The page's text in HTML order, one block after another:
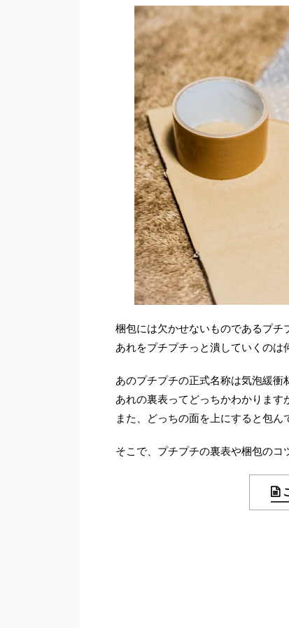
梱包には欠かせないものであるプチ
あれをプチプチっと潰していくのは
あのプチプチの正式名称は気泡緩衝
あれの裏表ってどっちかわかります
また、どっちの面を上にすると包ん
そこで、プチプチの裏表や梱包のコ